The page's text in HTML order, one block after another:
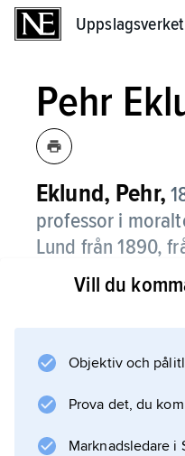
Uppslagsverket
Pehr
Eklund, Pehr,
professor i
Lund från 1890,
domprost.
katekeser
Den apostoliska tron
katekesutläggning
Vill du
Objektiv och
Prova det, du
Marknadsledare i